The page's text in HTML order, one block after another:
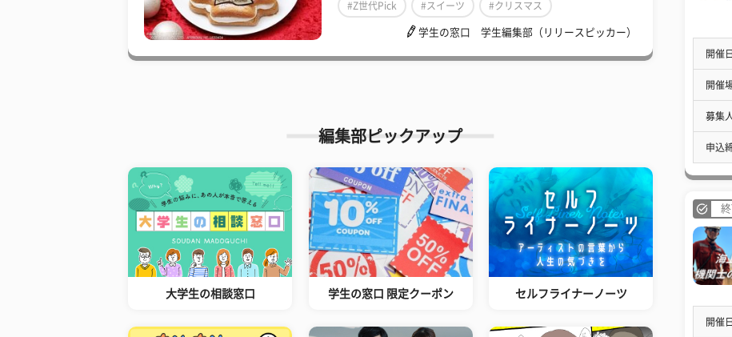
#Z世代Pick #スイーツ #クリスマス
学生の窓口 学生編集部（リリースピッカー）
編集部ピックアップ
大学生の相談窓口 学生の窓口 限定クーポン セルフライナーノーツ
開催
開催
募集
申込
終
開催